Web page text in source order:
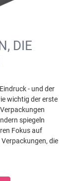
DIE
- und der
wichtig der erste
spiegeln
Fokus auf
die